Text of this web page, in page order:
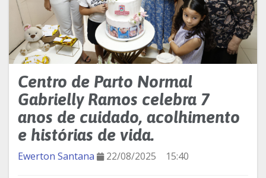
Centro de Parto Normal
Gabrielly Ramos celebra 7
anos de cuidado, acolhimento
e histórias de vida.
Ewerton Santana 22/08/2025 15:40